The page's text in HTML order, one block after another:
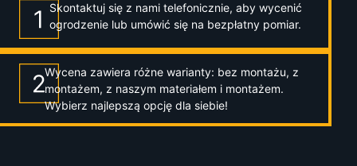
Skontaktuj się z nami telefonicznie, aby wycenić
ogrodzenie lub umówić się na bezpłatny pomiar.
Wycena zawiera różne warianty: bez montażu, z
montażem, z naszym materiałem i montażem.
Wybierz najlepszą opcję dla siebie!